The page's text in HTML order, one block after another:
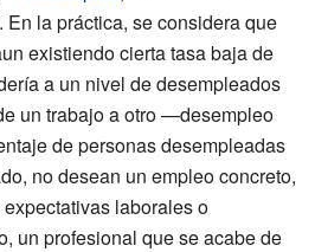
la práctica, se considera que
existiendo cierta tasa baja de
a un nivel de desempleados
un trabajo a otro —desempleo
de personas desempleadas
no desean un empleo concreto,
laborales o
un profesional que se acabe de